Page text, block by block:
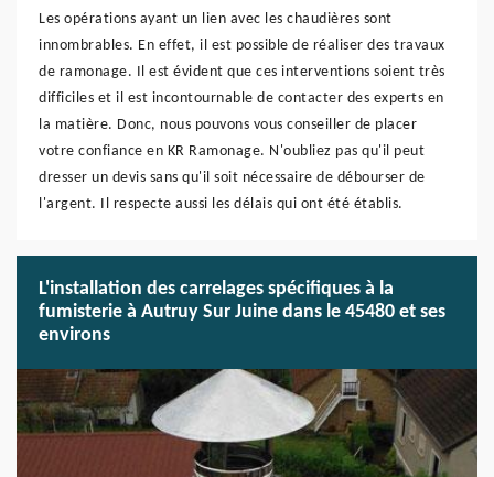
Les opérations ayant un lien avec les chaudières sont
innombrables. En effet, il est possible de réaliser des travaux
de ramonage. Il est évident que ces interventions soient très
difficiles et il est incontournable de contacter des experts en
la matière. Donc, nous pouvons vous conseiller de placer
votre confiance en KR Ramonage. N'oubliez pas qu'il peut
dresser un devis sans qu'il soit nécessaire de débourser de
l'argent. Il respecte aussi les délais qui ont été établis.
L'installation des carrelages spécifiques à la
fumisterie à Autruy Sur Juine dans le 45480 et ses
environs